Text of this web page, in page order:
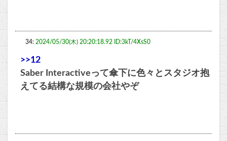
34: 2024/05/30(木) 20:20:18.92 ID:3kT/4XsS0
>>12
Saber Interactiveって傘下に色々とスタジオ抱
えてる結構な規模の会社やぞ